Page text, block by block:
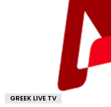
GREEK LIVE TV